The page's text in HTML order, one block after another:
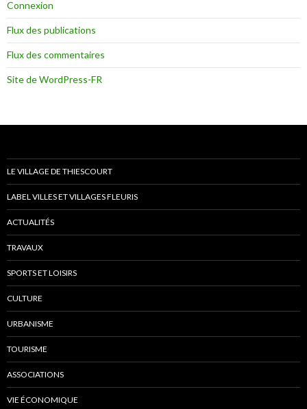
Connexion
Flux des publications
Flux des commentaires
Site de WordPress-FR
LE VILLAGE DE THIESCOURT
LABEL VILLES ET VILLAGES FLEURIS
ACTUALITÉS
TRAVAUX
SPORTS ET LOISIRS
CULTURE
URBANISME
TOURISME
ASSOCIATIONS
VIE ÉCONOMIQUE